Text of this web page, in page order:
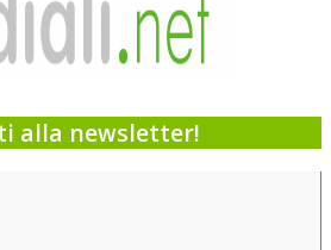
alla newsletter!